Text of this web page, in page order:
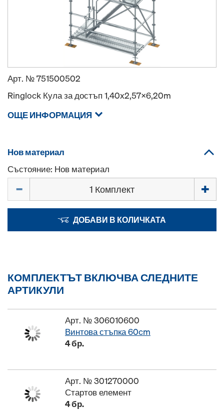
Арт. №751500502
Ringlock Кула за достъп 1,40x2,57x6,20m
ОЩЕ ИНФОРМАЦИЯ
Нов материал
Състояние: Нов материал
ДОБАВИ В КОЛИЧКАТА
КОМПЛЕКТЪТ ВКЛЮЧВА СЛЕДНИТЕ
АРТИКУЛИ
Арт. № 306010600
Винтова стъпка 60cm
4 бр.
Арт. № 301270000
Стартов елемент
4 бр.